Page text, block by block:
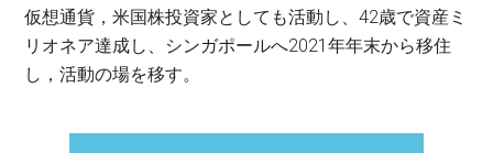
仮想通貨，米国株投資家としても活動し、42歳で資産ミ
リオネア達成し、シンガポールへ2021年年末から移住
し，活動の場を移す。